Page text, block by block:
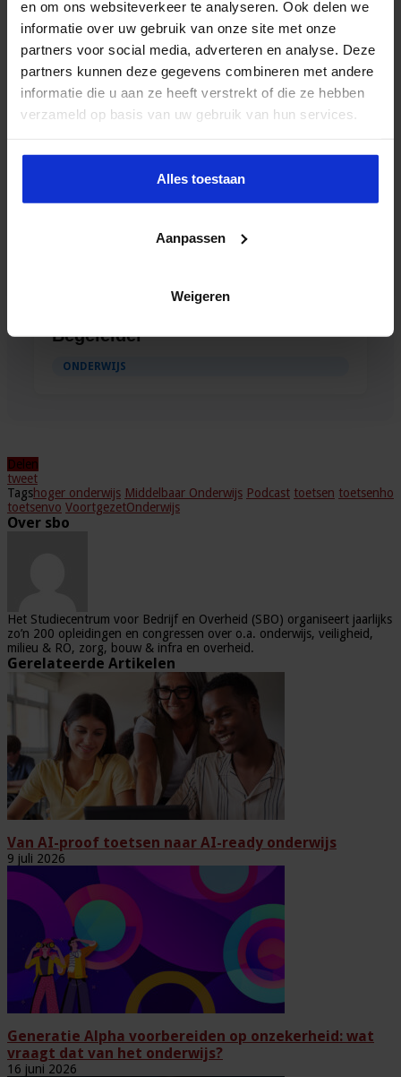
en om ons websiteverkeer te analyseren. Ook delen we
informatie over uw gebruik van onze site met onze
partners voor social media, adverteren en analyse. Deze
partners kunnen deze gegevens combineren met andere
informatie die u aan ze heeft verstrekt of die ze hebben
verzameld op basis van uw gebruik van hun services.
Alles toestaan
Aanpassen
Weigeren
Verkorte opleiding
Rekencoördinator PO
ONDERWIJS
Begeleider
ONDERWIJS
Delen
tweet
Tagshoger onderwijs Middelbaar Onderwijs Podcast toetsen toetsenho
toetsenvo VoortgezetOnderwijs
Over sbo
Het Studiecentrum voor Bedrijf en Overheid (SBO) organiseert jaarlijks
zo’n 200 opleidingen en congressen over o.a. onderwijs, veiligheid,
milieu & RO, zorg, bouw & infra en overheid.
Gerelateerde Artikelen
Van AI-proof toetsen naar AI-ready onderwijs
9 juli 2026
Generatie Alpha voorbereiden op onzekerheid: wat
vraagt dat van het onderwijs?
16 juni 2026